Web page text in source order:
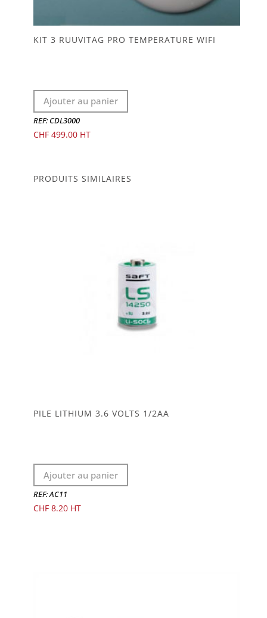
KIT 3 RUUVITAG PRO TEMPERATURE WIFI
Ajouter au panier
REF: CDL3000
CHF499.00
PRODUITS SIMILAIRES
PILE LITHIUM 3.6 VOLTS 1/2AA
Ajouter au panier
REF: AC11
CHF8.20